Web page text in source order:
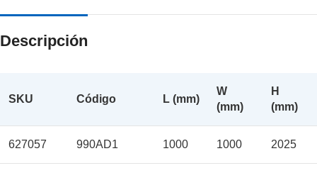
Descripción
SKU Código L (mm)
W
(mm)
H
(mm)
627057 990AD1 1000 1000 2025